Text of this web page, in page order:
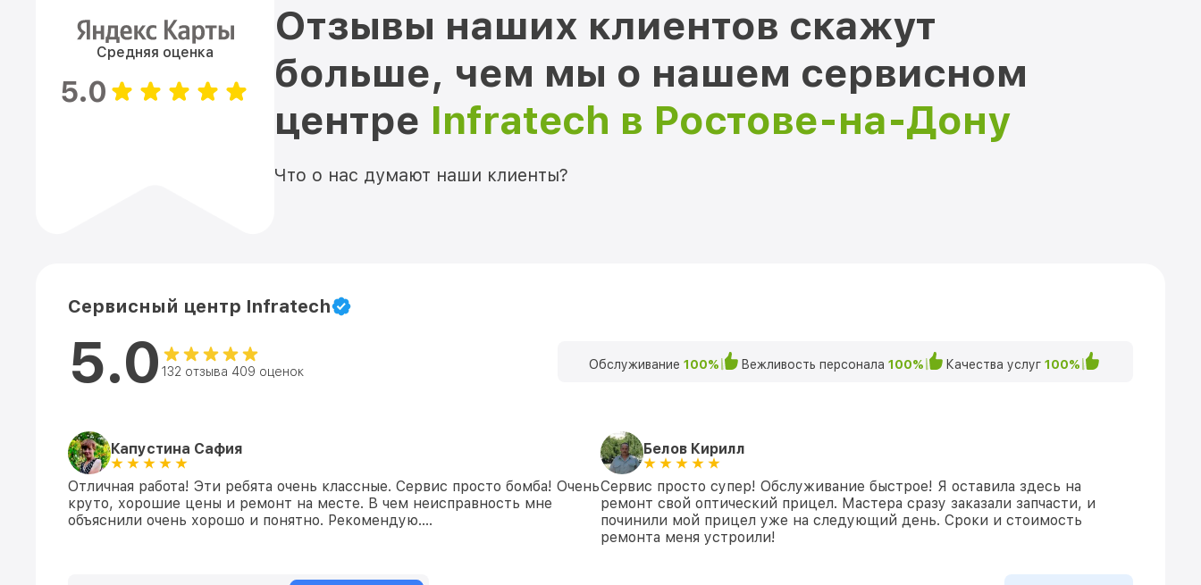
Средняя оценка
5.0
Отзывы наших клиентов скажут
больше, чем мы о нашем сервисном
центре Infratech в Ростове-на-Дону
Что о нас думают наши клиенты?
Сервисный центр Infratech
5.0 132 отзыва 409 оценок Обслуживание 100% Вежливость персонала 100% Качества услуг 100%
Капустина Сафия
Отличная работа! Эти ребята очень классные. Сервис просто бомба! Очень
круто, хорошие цены и ремонт на месте. В чем неисправность мне
объяснили очень хорошо и понятно. Рекомендую….
Белов Кирилл
Сервис просто супер! Обслуживание быстрое! Я оставила здесь на
ремонт свой оптический прицел. Мастера сразу заказали запчасти, и
починили мой прицел уже на следующий день. Сроки и стоимость
ремонта меня устроили!